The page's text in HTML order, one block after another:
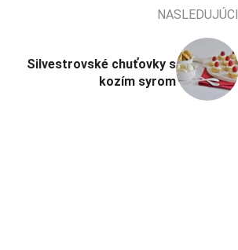
NASLEDUJÚCI
Silvestrovské chuťovky s
kozím syrom